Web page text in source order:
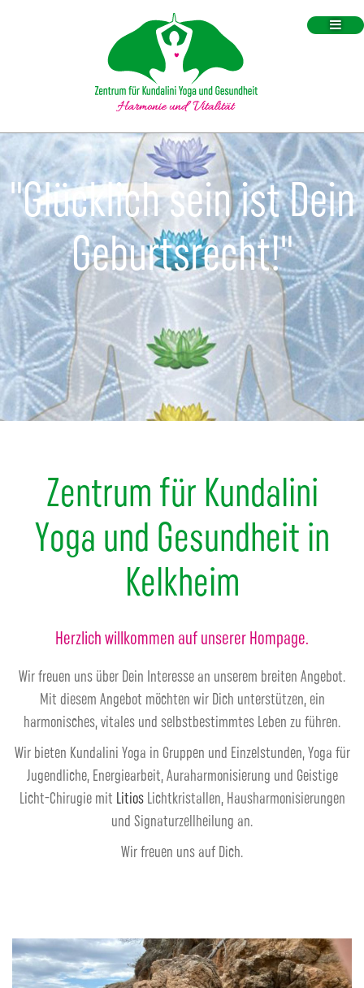
"Glücklich sein ist Dein
Geburtsrecht!"
Zentrum für Kundalini
Yoga und Gesundheit in
Kelkheim
Herzlich willkommen auf unserer Hompage.
Wir freuen uns über Dein Interesse an unserem breiten Angebot.
Mit diesem Angebot möchten wir Dich unterstützen, ein
harmonisches, vitales und selbstbestimmtes Leben zu führen.
Wir bieten Kundalini Yoga in Gruppen und Einzelstunden, Yoga für
Jugendliche, Energiearbeit, Auraharmonisierung und Geistige
Licht-Chirugie mit LitiosLichtkristallen, Hausharmonisierungen
und Signaturzellheilung an.
Wir freuen uns auf Dich.